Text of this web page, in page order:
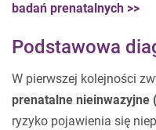
badań prenatalnych >>
Podstawowa
W pierwszej kolejności
prenatalne nieinwazyjne
ryzyko pojawienia się